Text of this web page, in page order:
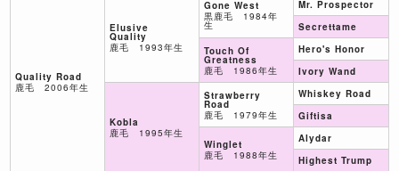
Quality Road
鹿毛 2006年生
Elusive
Quality
鹿毛 1993年生
Kobla
鹿毛 1995年生
Gone West
黒鹿毛 1984年
生
Touch Of
Greatness
鹿毛 1986年生
Strawberry
Road
鹿毛 1979年生
Winglet
鹿毛 1988年生
Mr. Prospector
Secrettame
Hero's Honor
Ivory Wand
Whiskey Road
Giftisa
Alydar
Highest Trump